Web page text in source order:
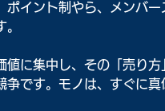
ポイント制やら、メンバ
値に集中し、その「売り
争です。モノは、すぐに